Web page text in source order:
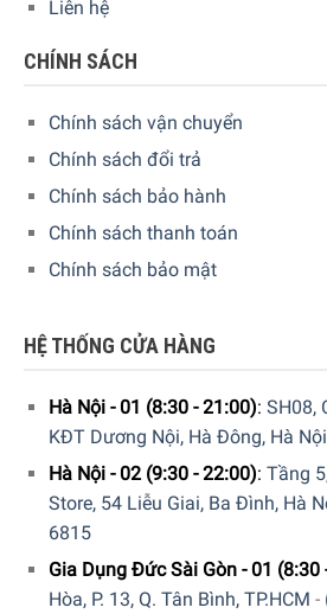
Hotline:1900 6774hoặc
những tư vấn chi tiết và đặt mua
Gòn sẽ gọi lại để xác nhận đơn
showroom của Gia Dụng Đức Sài
trải nghiệm sản phẩm này.
Liên hệ
CHÍNH SÁCH
Chính sách vận chuyển
Chính sách đổi trả
Chính sách bảo hành
Chính sách thanh toán
Chính sách bảo mật
HỆ THỐNG CỬA HÀNG
Hà Nội - 01 (8:30 - 21:00): SH08,
KĐT Dương Nội, Hà Đông, Hà Nội
Hà Nội - 02 (9:30 - 22:00): Tầng
Store, 54 Liễu Giai, Ba Đình, Hà
6815
Gia Dụng Đức Sài Gòn - 01 (8:30
Hòa, P. 13, Q. Tân Bình, TP.HCM -